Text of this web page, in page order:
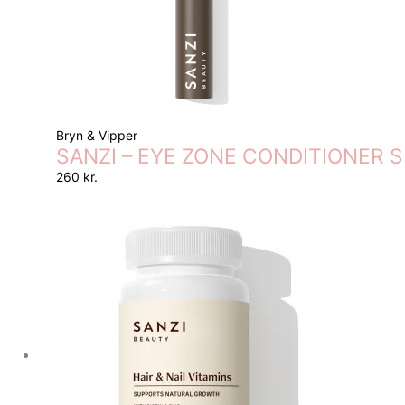
Bryn & Vipper
SANZI – EYE ZONE CONDITIONER
260 kr.